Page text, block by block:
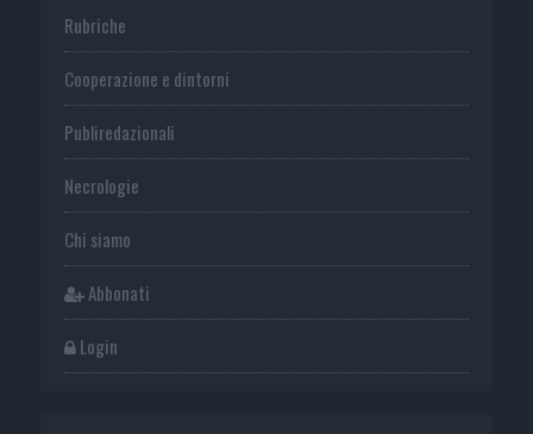
Rubriche
Cooperazione e dintorni
Publiredazionali
Necrologie
Chi siamo
Abbonati
Login